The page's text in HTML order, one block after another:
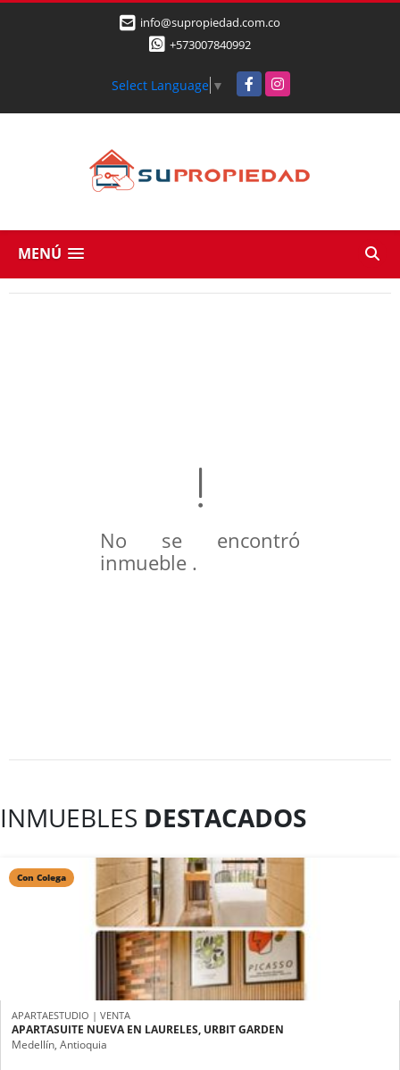
info@supropiedad.com.co
+573007840992
Select Language ▼ FacebookInstagram
MENÚ
No se encontró
inmueble .
INMUEBLES DESTACADOS
Con Colega
APARTAESTUDIO | VENTA
APARTASUITE NUEVA EN LAURELES, URBIT GARDEN
Medellín, Antioquia